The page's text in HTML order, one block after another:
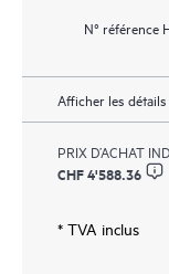
N° référence
Afficher les
PRIX D’ACHAT
CHF 4'588.36
* TVA inclus